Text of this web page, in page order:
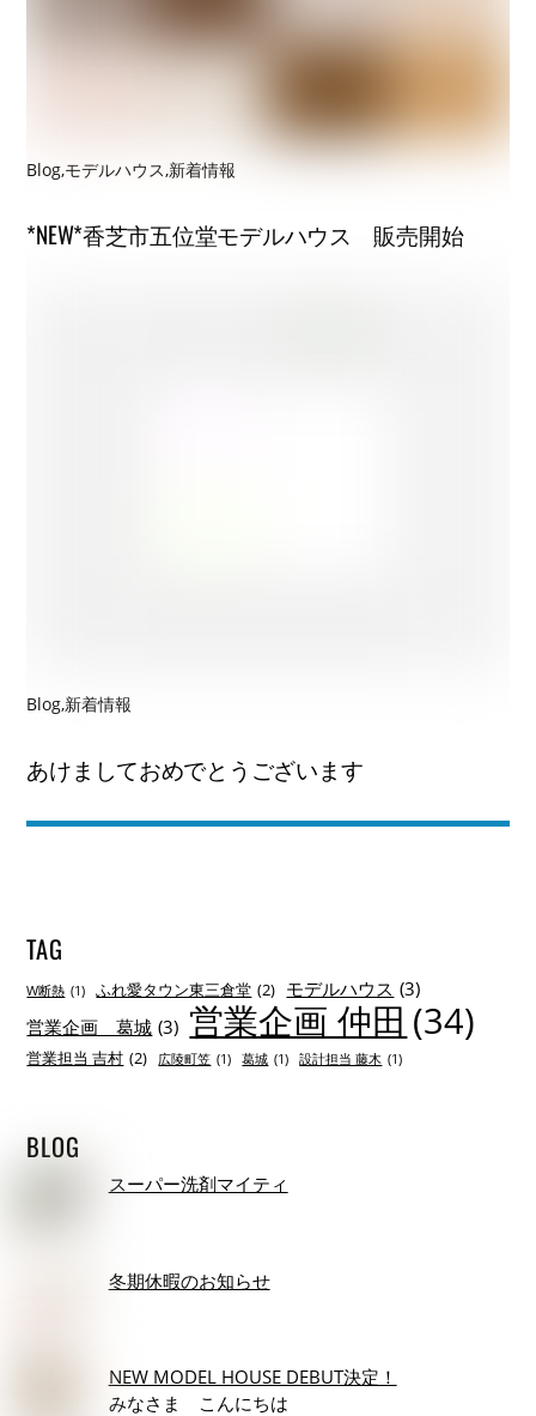
Blog,モデルハウス,新着情報
*NEW*香芝市五位堂モデルハウス 販売開始
Blog,新着情報
あけましておめでとうございます
TAG
W断熱 (1) ふれ愛タウン東三倉堂 (2) モデルハウス (3)
営業企画 葛城 (3) 営業企画 仲田 (34)
営業担当 吉村 (2) 広陵町笠 (1) 葛城 (1) 設計担当 藤木 (1)
BLOG
スーパー洗剤マイティ
冬期休暇のお知らせ
NEW MODEL HOUSE DEBUT決定！
みなさま こんにちは